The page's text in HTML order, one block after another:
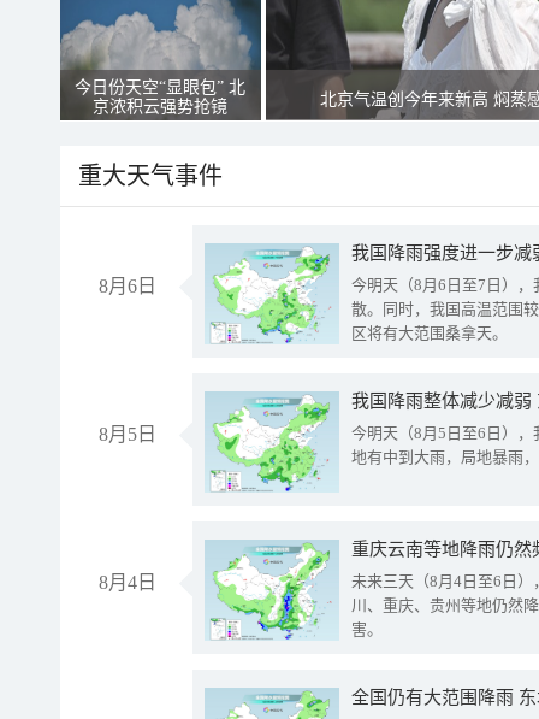
今日份天空“显眼包” 北
京浓积云强势抢镜
北京气温创今年来新高 焖蒸
重大天气事件
8月6日
今明天（8月6日至7日）
散。同时，我国高温范围
区将有大范围桑拿天。
8月5日
我国降雨整体减少减弱
今明天（8月5日至6日）
地有中到大雨，局地暴雨
8月4日
重庆云南等地降雨仍然
未来三天（8月4日至6日
川、重庆、贵州等地仍然
害。
全国仍有大范围降雨